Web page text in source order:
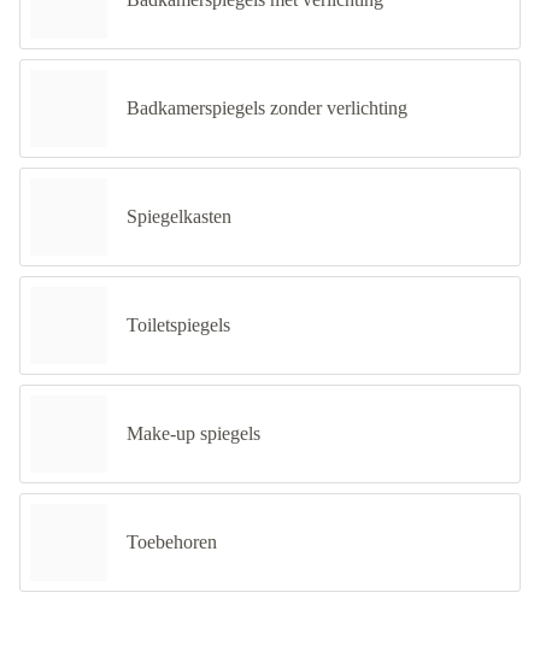
Badkamerspiegels zonder verlichting
Spiegelkasten
Toiletspiegels
Make-up spiegels
Toebehoren